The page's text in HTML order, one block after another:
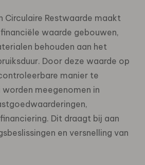
Circulaire Restwaarde maakt
waarde gebouwen,
behouden aan het
Door deze waarde op
manier te
worden meegenomen in
Dit draagt bij aan
en versnelling van